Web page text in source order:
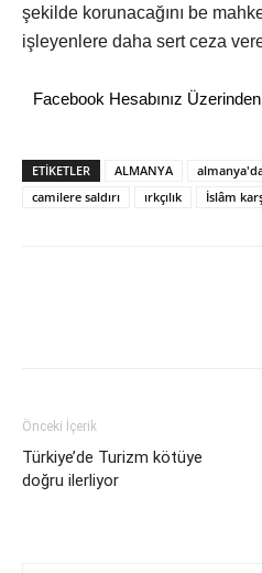
şekilde korunacağını be
işleyenlere daha sert ceza
Facebook Hesabınız
ETİKETLER ALMANYA
camilere saldırı
ırkçılık İslâm
Önceki İçerik
Türkiye’de Turizm kötüye
doğru ilerliyor